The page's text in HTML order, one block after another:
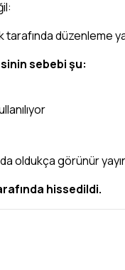
düzenleme
sebebi şu:
oldukça görünür
hissedildi.